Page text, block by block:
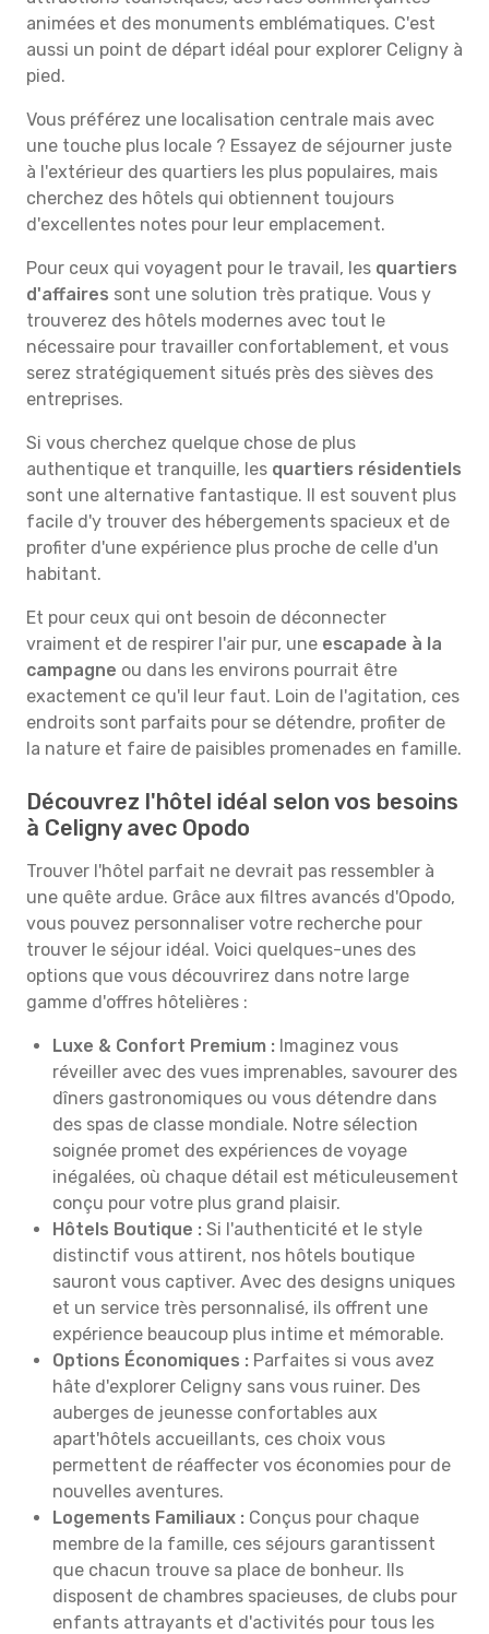
animées et des monuments emblématiques. C'est
aussi un point de départ idéal pour explorer Celigny à
pied.
Vous préférez une localisation centrale mais avec
une touche plus locale ? Essayez de séjourner juste
à l'extérieur des quartiers les plus populaires, mais
cherchez des hôtels qui obtiennent toujours
d'excellentes notes pour leur emplacement.
Pour ceux qui voyagent pour le travail, les quartiers
d'affaires sont une solution très pratique. Vous y
trouverez des hôtels modernes avec tout le
nécessaire pour travailler confortablement, et vous
serez stratégiquement situés près des sièves des
entreprises.
Si vous cherchez quelque chose de plus
authentique et tranquille, les quartiers résidentiels
sont une alternative fantastique. Il est souvent plus
facile d'y trouver des hébergements spacieux et de
profiter d'une expérience plus proche de celle d'un
habitant.
Et pour ceux qui ont besoin de déconnecter
vraiment et de respirer l'air pur, une escapade à la
campagne ou dans les environs pourrait être
exactement ce qu'il leur faut. Loin de l'agitation, ces
endroits sont parfaits pour se détendre, profiter de
la nature et faire de paisibles promenades en famille.
Découvrez l'hôtel idéal selon vos besoins
à Celigny avec Opodo
Trouver l'hôtel parfait ne devrait pas ressembler à
une quête ardue. Grâce aux filtres avancés d'Opodo,
vous pouvez personnaliser votre recherche pour
trouver le séjour idéal. Voici quelques-unes des
options que vous découvrirez dans notre large
gamme d'offres hôtelières :
Luxe & Confort Premium : Imaginez vous
réveiller avec des vues imprenables, savourer des
dîners gastronomiques ou vous détendre dans
des spas de classe mondiale. Notre sélection
soignée promet des expériences de voyage
inégalées, où chaque détail est méticuleusement
conçu pour votre plus grand plaisir.
Hôtels Boutique : Si l'authenticité et le style
distinctif vous attirent, nos hôtels boutique
sauront vous captiver. Avec des designs uniques
et un service très personnalisé, ils offrent une
expérience beaucoup plus intime et mémorable.
Options Économiques : Parfaites si vous avez
hâte d'explorer Celigny sans vous ruiner. Des
auberges de jeunesse confortables aux
apart'hôtels accueillants, ces choix vous
permettent de réaffecter vos économies pour de
nouvelles aventures.
Logements Familiaux : Conçus pour chaque
membre de la famille, ces séjours garantissent
que chacun trouve sa place de bonheur. Ils
disposent de chambres spacieuses, de clubs pour
enfants attrayants et d'activités pour tous les